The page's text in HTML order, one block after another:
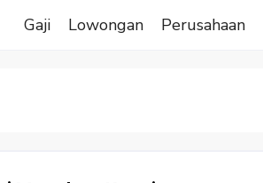
Gaji Lowongan Perusahaan